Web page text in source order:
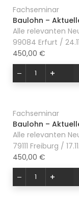
Fachseminar
Baulohn –
Alle relevanten
99084 Erfurt /
450,00 €
Fachseminar
Baulohn –
Alle relevanten
79111 Freiburg /
450,00 €